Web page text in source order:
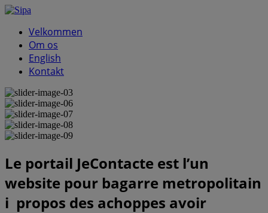
Velkommen
Om os
English
Kontakt
Le portail JeContacte est l’un
website pour bagarre metropolitain
i propos des achoppes avoir